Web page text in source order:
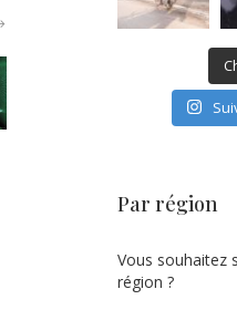
Par région
Vous souhaitez
région ?